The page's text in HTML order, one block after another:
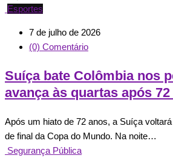
Esportes
7 de julho de 2026
(0) Comentário
Suíça bate Colômbia nos
avança às quartas após
Após um hiato de 72 anos, a Suíça
de final da Copa do Mundo. Na noite…
Segurança Pública